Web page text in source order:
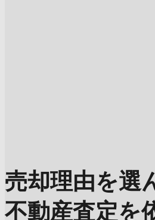
売却理由を選
不動産査定を